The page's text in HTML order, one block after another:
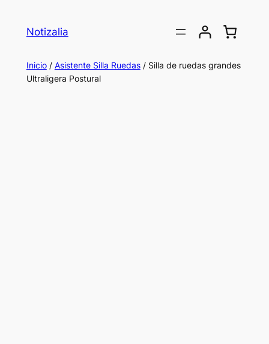
Notizalia
Inicio/ Asistente Silla Ruedas/ Silla de ruedas grandes
Ultraligera Postural